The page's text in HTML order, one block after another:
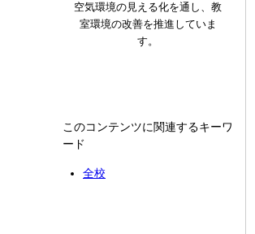
空気環境の見える化を通し、教
室環境の改善を推進していま
す。
このコンテンツに関連するキーワ
ード
全校